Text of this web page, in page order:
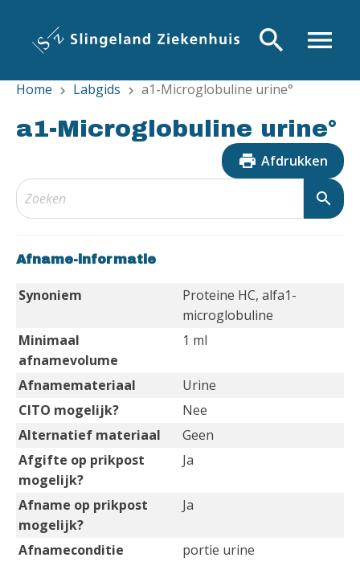
inhoud
menu
search
Home chevron_right Labgids chevron_right a1-Microglobuline urine°
a1-Microglobuline urine°
print Afdrukken
search
Afname-informatie
Synoniem
Proteine HC, alfa1-
microglobuline
Minimaal
afnamevolume
1 ml
Afnamemateriaal
Urine
CITO mogelijk?
Nee
Alternatief materiaal
Geen
Afgifte op prikpost
mogelijk?
Ja
Afname op prikpost
mogelijk?
Ja
Afnameconditie portie urine